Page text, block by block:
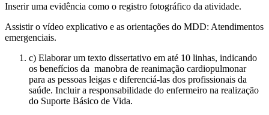
Inseriruma evidência como o registro fotográfico da atividade.
Assistiro vídeo explicativo e as orientações do MDD: Atendimentos
emergenciais.
c) Elaborarum texto dissertativo em até 10 linhas, indicando
os benefícios da manobra de reanimação cardiopulmonar
para as pessoas leigas e diferenciá-las dos profissionais da
saúde. Incluir a responsabilidade do enfermeiro na realização
do Suporte Básico de Vida.